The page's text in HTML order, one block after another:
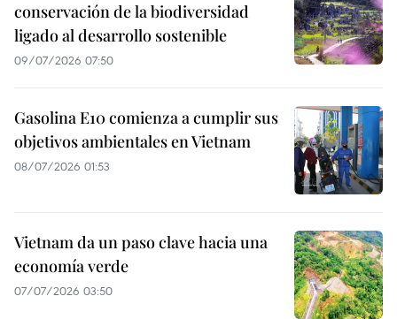
conservación de la biodiversidad
ligado al desarrollo sostenible
09/07/2026 07:50
Gasolina E10 comienza a cumplir sus
objetivos ambientales en Vietnam
08/07/2026 01:53
Vietnam da un paso clave hacia una
economía verde
07/07/2026 03:50